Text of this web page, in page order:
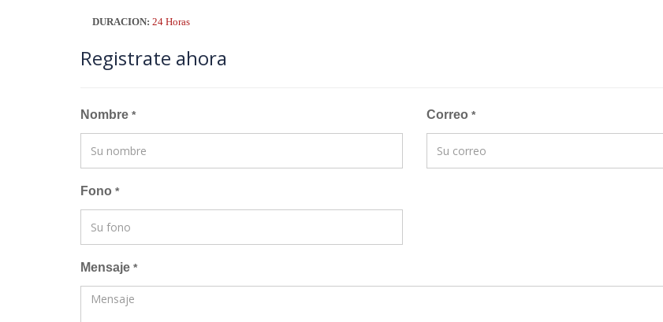
DURACION: 24 Horas
Registrate ahora
Nombre * Correo *
Fono *
Mensaje *